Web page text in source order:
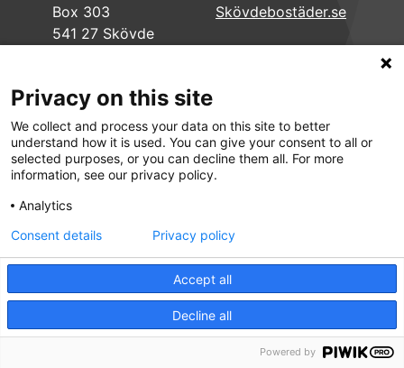
Box 303
541 27 Skövde
Skövdebostäder.se
Privacy on this site
We collect and process your data on this site to better
understand how it is used. You can give your consent to all or
selected purposes, or you can decline them all. For more
information, see our privacy policy.
Analytics
Accept all
Decline all
Consent details Privacy policy
Powered by